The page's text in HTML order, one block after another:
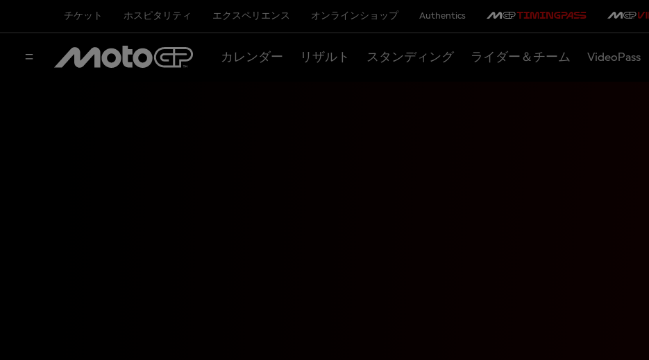
チケット ホスピタリティ エクスペリエンス オンラインショップ Authentics
カレンダー リザルト スタンディング ライダー＆チーム VideoPass